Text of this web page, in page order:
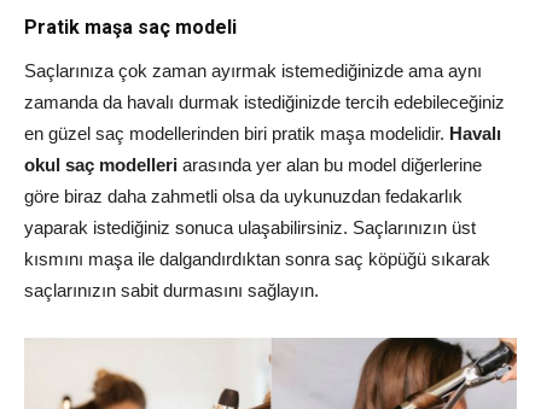
Pratik maşa saç modeli
Saçlarınıza çok zaman ayırmak istemediğinizde ama aynı
zamanda da havalı durmak istediğinizde tercih edebileceğiniz
en güzel saç modellerinden biri pratik maşa modelidir. Havalı
okul saç modelleri arasında yer alan bu model diğerlerine
göre biraz daha zahmetli olsa da uykunuzdan fedakarlık
yaparak istediğiniz sonuca ulaşabilirsiniz. Saçlarınızın üst
kısmını maşa ile dalgandırdıktan sonra saç köpüğü sıkarak
saçlarınızın sabit durmasını sağlayın.